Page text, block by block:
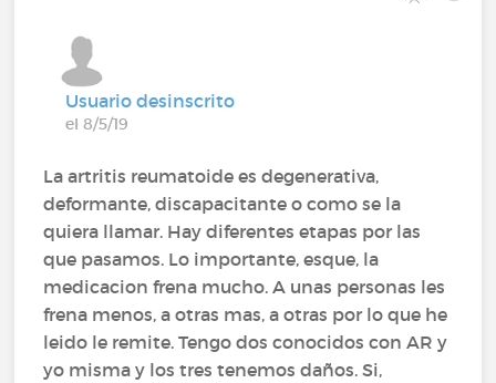
Usuario desinscrito
el 8/5/19
La artritis reumatoide es degenerativa,
deformante, discapacitante o como se la
quiera llamar. Hay diferentes etapas por las
que pasamos. Lo importante, esque, la
medicacion frena mucho. A unas personas les
frena menos, a otras mas, a otras por lo que he
leido le remite. Tengo dos conocidos con AR y
yo misma y los tres tenemos daños. Si,